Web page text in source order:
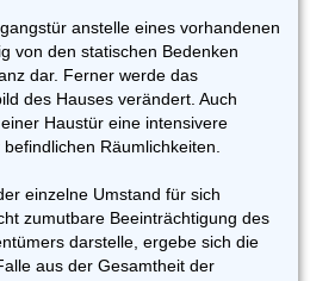
anstelle eines vorhandenen
von den statischen Bedenken
dar. Ferner werde das
des Hauses verändert. Auch
Haustür eine intensivere
Räumlichkeiten.
einzelne Umstand für sich
zumutbare Beeinträchtigung des
darstelle, ergebe sich die
aus der Gesamtheit der